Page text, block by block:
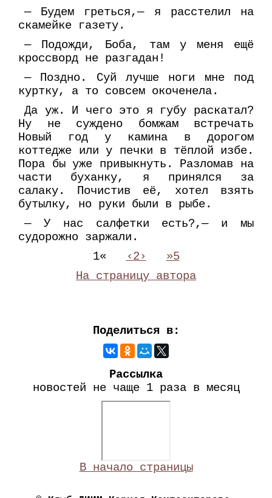
— Будем греться,— я расстелил на
скамейке газету.
— Подожди, Боба, там у меня ещё
кроссворд не разгадан!
— Поздно. Суй лучше ноги мне под
куртку, а то совсем окоченела.
Да уж. И чего это я губу раскатал?
Ну не суждено бомжам встречать
Новый год у камина в дорогом
коттедже или у печки в тёплой избе.
Пора бы уже привыкнуть. Разломав на
части буханку, я принялся за
салаку. Почистив её, хотел взять
бутылку, но руки были в рыбе.
— У нас салфетки есть?,— и мы
судорожно заржали.
1«
‹2›
»5
На страницу автора
Поделиться в:
Рассылка
новостей не чаще 1 раза в месяц
В начало страницы